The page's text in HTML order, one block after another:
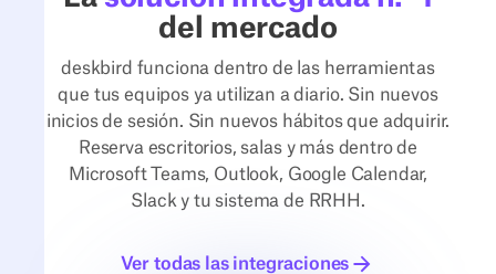
del mercado
deskbird funciona dentro de las herramientas
que tus equipos ya utilizan a diario. Sin nuevos
inicios de sesión. Sin nuevos hábitos que adquirir.
Reserva escritorios, salas y más dentro de
Microsoft Teams, Outlook, Google Calendar,
Slack y tu sistema de RRHH.
Ver todas las integraciones
Ver todas las integraciones